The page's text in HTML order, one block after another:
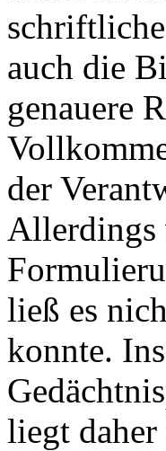
auch die
genauere
der
Allerdings
ließ es
konnte.
liegt daher